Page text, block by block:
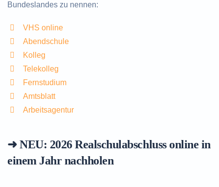
Bundeslandes zu nennen:
VHS online
Abendschule
Kolleg
Telekolleg
Fernstudium
Amtsblatt
Arbeitsagentur
➜ NEU: 2026Realschulabschluss online in
einem Jahr nachholen